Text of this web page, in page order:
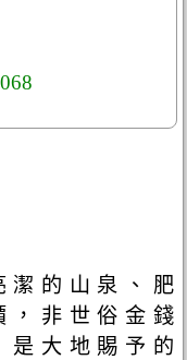
潔的山泉、肥
，非世俗金錢
是大地賜予的